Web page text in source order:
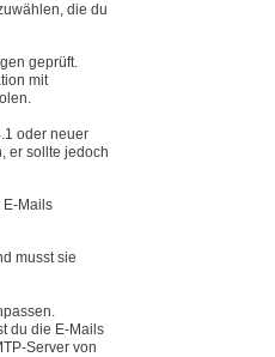
die du
geprüft.
mit
oder neuer
er sollte jedoch
E-Mails
musst sie
du die E-Mails
Server von